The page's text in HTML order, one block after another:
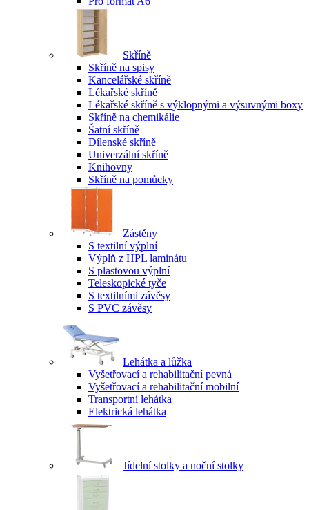
Skříně
Skříně na spisy
Kancelářské skříně
Lékařské skříně
Lékařské skříně s výklopnými a výsuvnými boxy
Skříně na chemikálie
Šatní skříně
Dílenské skříně
Univerzální skříně
Knihovny
Skříně na pomůcky
Zástěny
S textilní výplní
Výplň z HPL laminátu
S plastovou výplní
Teleskopické tyče
S textilními závěsy
S PVC závěsy
Lehátka a lůžka
Vyšetřovací a rehabilitační pevná
Vyšetřovací a rehabilitační mobilní
Transportní lehátka
Elektrická lehátka
Jídelní stolky a noční stolky